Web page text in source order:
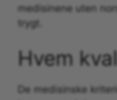
medisinene uten
trygt.
Hvem
De medisinske